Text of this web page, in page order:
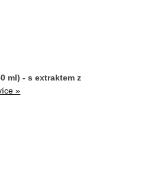
ml) - s extraktem z
»